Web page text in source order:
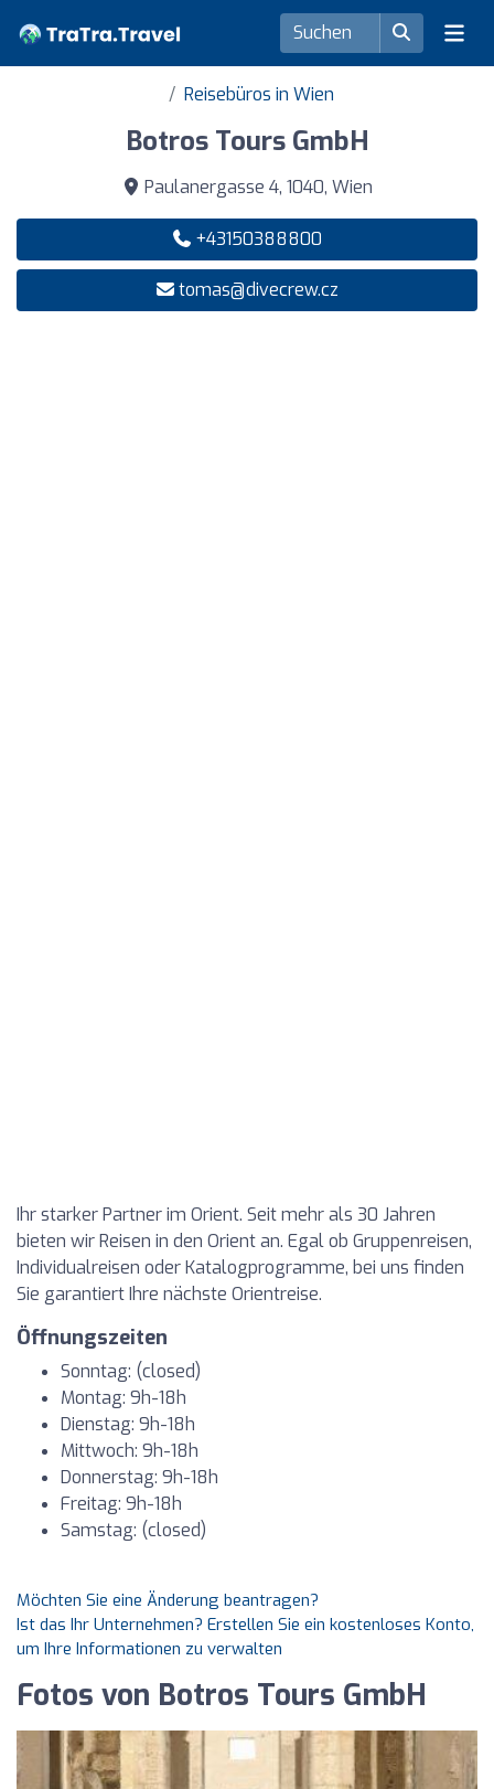
Reisebüros in Wien
Botros Tours GmbH
Paulanergasse 4, 1040, Wien
+43150388800
tomas@divecrew.cz
Ihr starker Partner im Orient. Seit mehr als 30 Jahren
bieten wir Reisen in den Orient an. Egal ob Gruppenreisen,
Individualreisen oder Katalogprogramme, bei uns finden
Sie garantiert Ihre nächste Orientreise.
Öffnungszeiten
Sonntag: (closed)
Montag: 9h-18h
Dienstag: 9h-18h
Mittwoch: 9h-18h
Donnerstag: 9h-18h
Freitag: 9h-18h
Samstag: (closed)
Möchten Sie eine Änderung beantragen?
Ist das Ihr Unternehmen? Erstellen Sie ein kostenloses Konto,
um Ihre Informationen zu verwalten
Fotos von Botros Tours GmbH